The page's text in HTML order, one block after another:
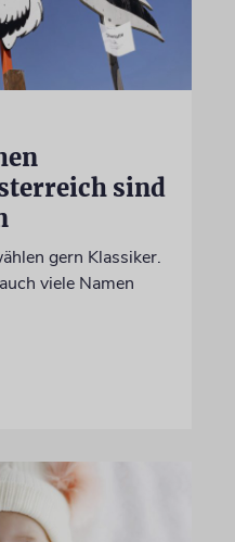
sind
gern Klassiker.
viele Namen